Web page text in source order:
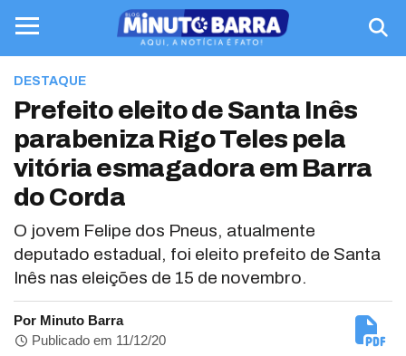
DESTAQUE
Prefeito eleito de Santa Inês
parabeniza Rigo Teles pela
vitória esmagadora em Barra
do Corda
O jovem Felipe dos Pneus, atualmente
deputado estadual, foi eleito prefeito de Santa
Inês nas eleições de 15 de novembro.
Por Minuto Barra
Publicado em 11/12/20